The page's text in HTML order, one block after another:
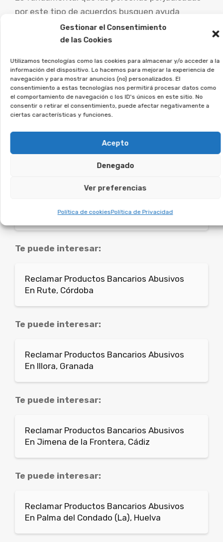
Gestionar el Consentimiento
de las Cookies
Utilizamos tecnologías como las cookies para almacenar y/o acceder a la
información del dispositivo. Lo hacemos para mejorar la experiencia de
navegación y para mostrar anuncios (no) personalizados. El
consentimiento a estas tecnologías nos permitirá procesar datos como
el comportamiento de navegación o los ID's únicos en este sitio. No
consentir o retirar el consentimiento, puede afectar negativamente a
ciertas características y funciones.
Acepto
Denegado
Ver preferencias
Política de cookiesPolítica de Privacidad
por este tipo de acuerdos busquen ayuda
jurídica experta para evaluar su caso particular y
explorar las vías de reclamación.
La asociación Afeban
trabajamos para los
consumidores a recuperar su
dinero.
Si firmaste un contrato así, deja tus datos, y
veremos si puedes reclamar.
En Cantillana, Sevilla
Te puede interesar:
Reclamar Productos Bancarios Abusivos
En Rute, Córdoba
Te puede interesar:
Reclamar Productos Bancarios Abusivos
En Illora, Granada
Te puede interesar:
Reclamar Productos Bancarios Abusivos
En Jimena de la Frontera, Cádiz
Te puede interesar:
Reclamar Productos Bancarios Abusivos
En Palma del Condado (La), Huelva